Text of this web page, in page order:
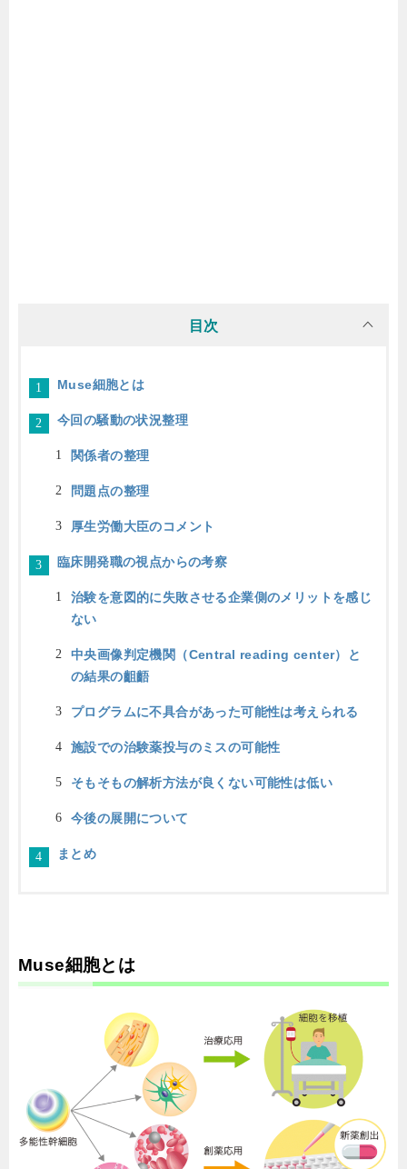
目次
Muse細胞とは
今回の騒動の状況整理
関係者の整理
問題点の整理
厚生労働大臣のコメント
臨床開発職の視点からの考察
治験を意図的に失敗させる企業側のメリットを感じ
ない
中央画像判定機関（Central reading center）と
の結果の齟齬
プログラムに不具合があった可能性は考えられる
施設での治験薬投与のミスの可能性
そもそもの解析方法が良くない可能性は低い
今後の展開について
まとめ
Muse細胞とは